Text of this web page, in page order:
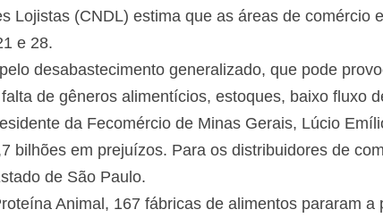
Lojistas (CNDL) estima que as áreas de comércio
e 28.
desabastecimento generalizado, que pode
de gêneros alimentícios, estoques, baixo fluxo
da Fecomércio de Minas Gerais, Lúcio
bilhões em prejuízos. Para os distribuidores de
de São Paulo.
Animal, 167 fábricas de alimentos pararam a